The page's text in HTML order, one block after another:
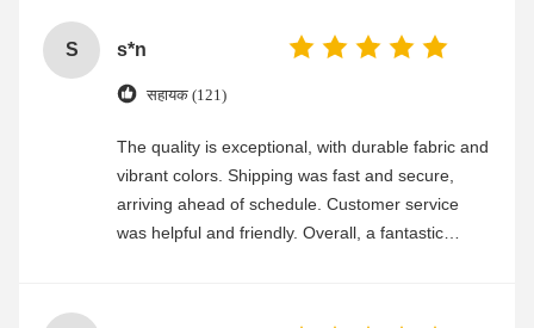
S s*n
सहायक (121)
The quality is exceptional, with durable fabric and
vibrant colors. Shipping was fast and secure,
arriving ahead of schedule. Customer service
was helpful and friendly. Overall, a fantastic